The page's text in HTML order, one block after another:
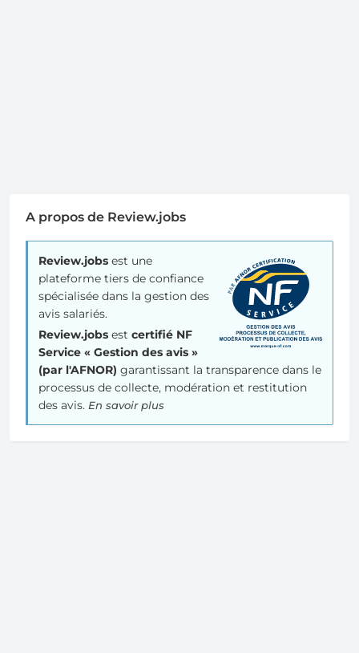
A propos de Review.jobs
Review.jobs est une
plateforme tiers de confiance
spécialisée dans la gestion des
avis salariés.
Review.jobs est certifié NF
Service « Gestion des avis »
(par l'AFNOR) garantissant la transparence dans le
processus de collecte, modération et restitution
des avis. En savoir plus